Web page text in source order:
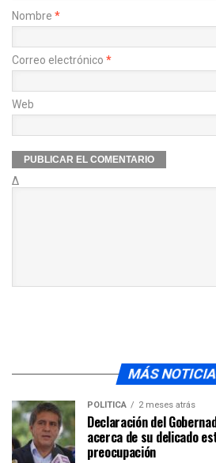
Nombre *
Correo electrónico *
Web
Δ
MÁS
POLÍTICA 2 meses atrás
Declaración del
acerca de su delicado
preocupación